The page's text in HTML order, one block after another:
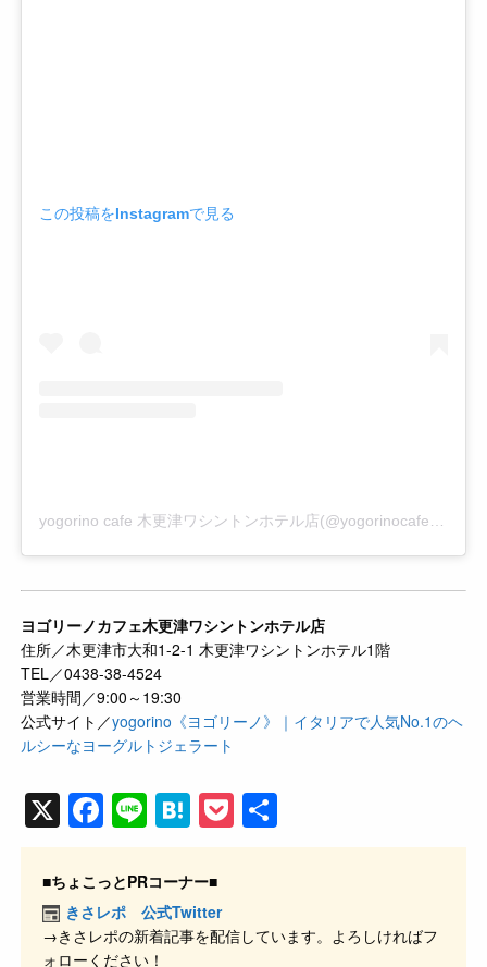
この投稿をInstagramで見る
ヨゴリーノカフェ木更津ワシントンホテル店
住所／木更津市大和1-2-1 木更津ワシントンホテル1階
TEL／0438-38-4524
営業時間／9:00～19:30
公式サイト／yogorino《ヨゴリーノ》｜イタリアで人気No.1のヘ
ルシーなヨーグルトジェラート
X F
a
c
e
b
Li
n
e
H
at
e
n
a
P
o 有
■ちょこっとPRコーナー■
きさレポ 公式Twitter
→きさレポの新着記事を配信しています。よろしければフ
ォローください！